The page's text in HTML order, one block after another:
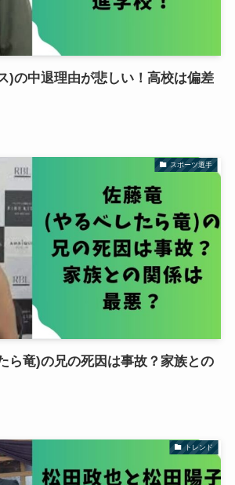
)の中退理由が悲しい！高校は偏差
スポーツ選手
ら竜)の兄の死因は事故？家族との
トレンド